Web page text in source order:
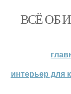
ВСЁ ОБ
интерьер для